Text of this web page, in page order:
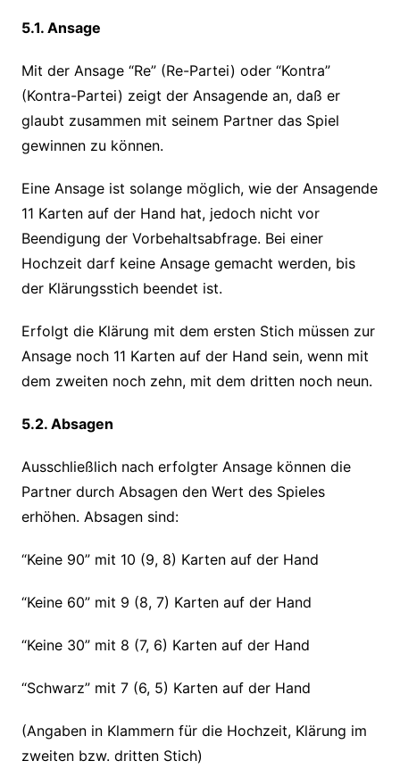
5.1. Ansage
Mit der Ansage “Re” (Re-Partei) oder “Kontra”
(Kontra-Partei) zeigt der Ansagende an, daß er
glaubt zusammen mit seinem Partner das Spiel
gewinnen zu können.
Eine Ansage ist solange möglich, wie der Ansagende
11 Karten auf der Hand hat, jedoch nicht vor
Beendigung der Vorbehaltsabfrage. Bei einer
Hochzeit darf keine Ansage gemacht werden, bis
der Klärungsstich beendet ist.
Erfolgt die Klärung mit dem ersten Stich müssen zur
Ansage noch 11 Karten auf der Hand sein, wenn mit
dem zweiten noch zehn, mit dem dritten noch neun.
5.2. Absagen
Ausschließlich nach erfolgter Ansage können die
Partner durch Absagen den Wert des Spieles
erhöhen. Absagen sind:
“Keine 90” mit 10 (9, 8) Karten auf der Hand
“Keine 60” mit 9 (8, 7) Karten auf der Hand
“Keine 30” mit 8 (7, 6) Karten auf der Hand
“Schwarz” mit 7 (6, 5) Karten auf der Hand
(Angaben in Klammern für die Hochzeit, Klärung im
zweiten bzw. dritten Stich)